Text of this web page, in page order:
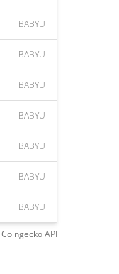
BABYU
BABYU
BABYU
BABYU
BABYU
BABYU
BABYU
CoingeckoAPI